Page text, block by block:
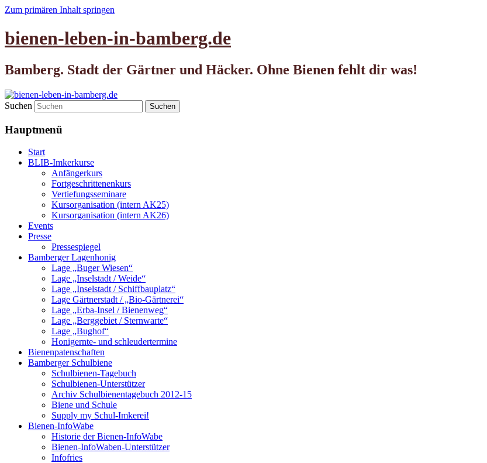
Zum primären Inhalt springen
bienen-leben-in-bamberg.de
Bamberg. Stadt der Gärtner und Häcker. Ohne Bienen fehlt dir was!
Suchen
Hauptmenü
Start
BLIB-Imkerkurse
Anfängerkurs
Fortgeschrittenenkurs
Vertiefungsseminare
Kursorganisation (intern AK25)
Kursorganisation (intern AK26)
Events
Presse
Pressespiegel
Bamberger Lagenhonig
Lage „Buger Wiesen“
Lage „Inselstadt / Weide“
Lage „Inselstadt / Schiffbauplatz“
Lage Gärtnerstadt / „Bio-Gärtnerei“
Lage „Erba-Insel / Bienenweg“
Lage „Berggebiet / Sternwarte“
Lage „Bughof“
Honigernte- und schleudertermine
Bienenpatenschaften
Bamberger Schulbiene
Schulbienen-Tagebuch
Schulbienen-Unterstützer
Archiv Schulbienentagebuch 2012-15
Biene und Schule
Supply my Schul-Imkerei!
Bienen-InfoWabe
Historie der Bienen-InfoWabe
Bienen-InfoWaben-Unterstützer
Infofries